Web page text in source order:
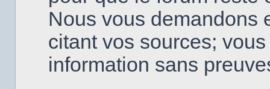
Nous vous demandons
citant vos sources;
information sans